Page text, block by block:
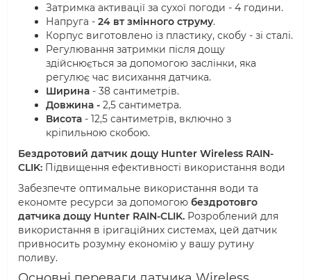
Затримка активації за сухої погоди - 4 години.
Напруга - 24 вт змінного струму.
Корпус виготовлено із пластику, скобу - зі сталі.
Регулювання затримки після дощу
здійснюється за допомогою заслінки, яка
регулює час висихання датчика.
Ширина - 38 сантиметрів.
Довжина - 2,5 сантиметра.
Висота - 12,5 сантиметрів, включно з
кріпильною скобою.
Бездротовий датчик дощу Hunter Wireless RAIN-
CLIK: Підвищення ефективності використання води
Забезпечте оптимальне використання води та
економте ресурси за допомогою бездротовго
датчика дощу Hunter RAIN-CLIK. Розроблений для
використання в іригаційних системах, цей датчик
привносить розумну економію у вашу рутину
поливу.